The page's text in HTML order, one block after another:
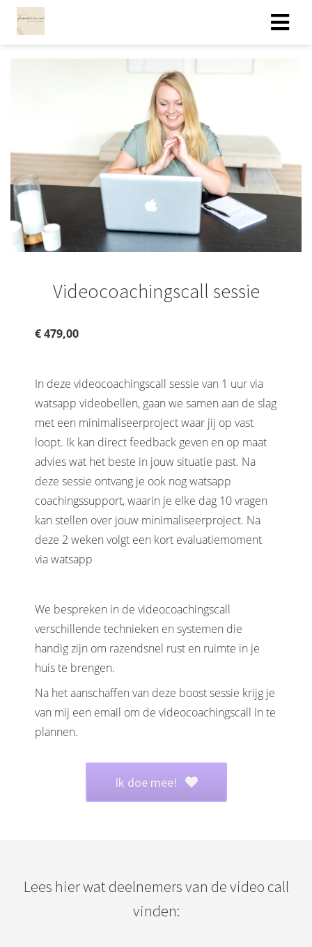
Videocoachingscall sessie
€ 479,00
In deze videocoachingscall sessie van 1 uur via
watsapp videobellen, gaan we samen aan de slag
met een minimaliseerproject waar jij op vast
loopt. Ik kan direct feedback geven en op maat
advies wat het beste in jouw situatie past. Na
deze sessie ontvang je ook nog watsapp
coachingssupport, waarin je elke dag 10 vragen
kan stellen over jouw minimaliseerproject. Na
deze 2 weken volgt een kort evaluatiemoment
via watsapp
We bespreken in de videocoachingscall
verschillende technieken en systemen die
handig zijn om razendsnel rust en ruimte in je
huis te brengen.
Na het aanschaffen van deze boost sessie krijg je
van mij een email om de videocoachingscall in te
plannen.
Ik doe mee!
Lees hier wat deelnemers van de video call
vinden: